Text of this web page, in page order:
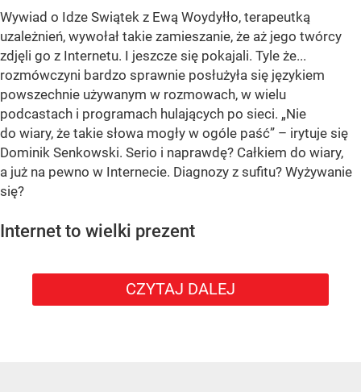
Wywiad o Idze Swiątek z Ewą Woydyłło, terapeutką
uzależnień, wywołał takie zamieszanie, że aż jego twórcy
zdjęli go z Internetu. I jeszcze się pokajali. Tyle że...
rozmówczyni bardzo sprawnie posłużyła się językiem
powszechnie używanym w rozmowach, w wielu
podcastach i programach hulających po sieci. „Nie
do wiary, że takie słowa mogły w ogóle paść” – irytuje się
Dominik Senkowski. Serio i naprawdę? Całkiem do wiary,
a już na pewno w Internecie. Diagnozy z sufitu? Wyżywanie
się?
Internet to wielki prezent
CZYTAJ DALEJ